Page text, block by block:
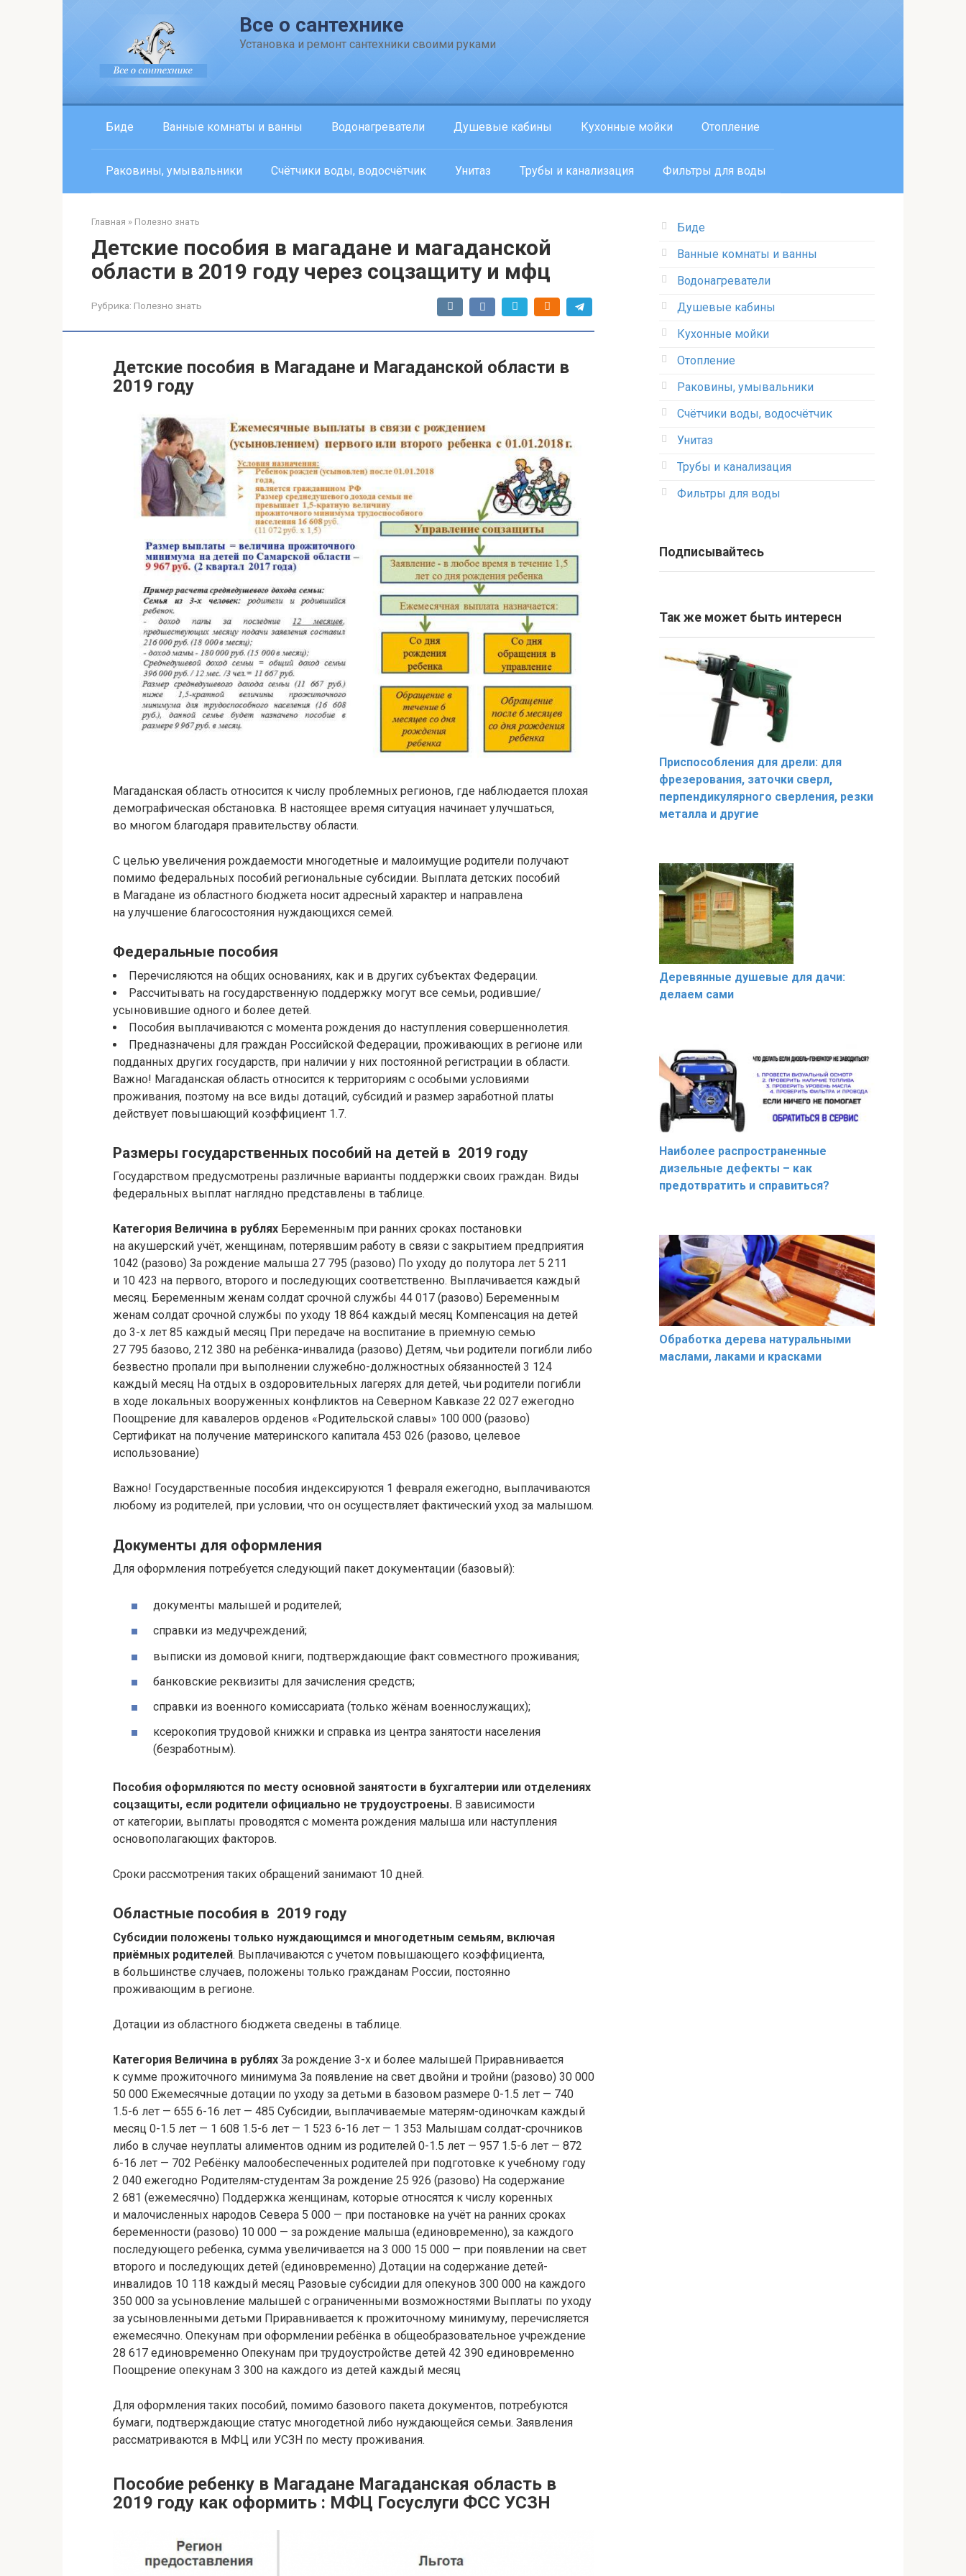
Все о сантехнике
Установка и ремонт сантехники своими руками
Биде Ванные комнаты и ванны Водонагреватели Душевые кабины Кухонные мойки Отопление
Раковины, умывальники Счётчики воды, водосчётчик Унитаз Трубы и канализация Фильтры для воды
Главная » Полезно знать
Детские пособия в магадане и магаданской
области в 2019 году через соцзащиту и мфц
Рубрика: Полезно знать
Детские пособия в Магадане и Магаданской области в
2019 году
Магаданская область относится к числу проблемных регионов, где наблюдается плохая
демографическая обстановка. В настоящее время ситуация начинает улучшаться,
во многом благодаря правительству области.
С целью увеличения рождаемости многодетные и малоимущие родители получают
помимо федеральных пособий региональные субсидии. Выплата детских пособий
в Магадане из областного бюджета носит адресный характер и направлена
на улучшение благосостояния нуждающихся семей.
Федеральные пособия
Перечисляются на общих основаниях, как и в других субъектах Федерации.
Рассчитывать на государственную поддержку могут все семьи, родившие/
усыновившие одного и более детей.
Пособия выплачиваются с момента рождения до наступления совершеннолетия.
Предназначены для граждан Российской Федерации, проживающих в регионе или
подданных других государств, при наличии у них постоянной регистрации в области.
Важно! Магаданская область относится к территориям с особыми условиями
проживания, поэтому на все виды дотаций, субсидий и размер заработной платы
действует повышающий коэффициент 1.7.
Размеры государственных пособий на детей в 2019 году
Государством предусмотрены различные варианты поддержки своих граждан. Виды
федеральных выплат наглядно представлены в таблице.
Категория Величина в рублях Беременным при ранних сроках постановки
на акушерский учёт, женщинам, потерявшим работу в связи с закрытием предприятия
1042 (разово) За рождение малыша 27 795 (разово) По уходу до полутора лет 5 211
и 10 423 на первого, второго и последующих соответственно. Выплачивается каждый
месяц. Беременным женам солдат срочной службы 44 017 (разово) Беременным
женам солдат срочной службы по уходу 18 864 каждый месяц Компенсация на детей
до 3-х лет 85 каждый месяц При передаче на воспитание в приемную семью
27 795 базово, 212 380 на ребёнка-инвалида (разово) Детям, чьи родители погибли либо
безвестно пропали при выполнении служебно-должностных обязанностей 3 124
каждый месяц На отдых в оздоровительных лагерях для детей, чьи родители погибли
в ходе локальных вооруженных конфликтов на Северном Кавказе 22 027 ежегодно
Поощрение для кавалеров орденов «Родительской славы» 100 000 (разово)
Сертификат на получение материнского капитала 453 026 (разово, целевое
использование)
Важно! Государственные пособия индексируются 1 февраля ежегодно, выплачиваются
любому из родителей, при условии, что он осуществляет фактический уход за малышом.
Документы для оформления
Для оформления потребуется следующий пакет документации (базовый):
документы малышей и родителей;
справки из медучреждений;
выписки из домовой книги, подтверждающие факт совместного проживания;
банковские реквизиты для зачисления средств;
справки из военного комиссариата (только жёнам военнослужащих);
ксерокопия трудовой книжки и справка из центра занятости населения
(безработным).
Пособия оформляются по месту основной занятости в бухгалтерии или отделениях
соцзащиты, если родители официально не трудоустроены. В зависимости
от категории, выплаты проводятся с момента рождения малыша или наступления
основополагающих факторов.
Сроки рассмотрения таких обращений занимают 10 дней.
Областные пособия в 2019 году
Субсидии положены только нуждающимся и многодетным семьям, включая
приёмных родителей. Выплачиваются с учетом повышающего коэффициента,
в большинстве случаев, положены только гражданам России, постоянно
проживающим в регионе.
Дотации из областного бюджета сведены в таблице.
Категория Величина в рублях За рождение 3-х и более малышей Приравнивается
к сумме прожиточного минимума За появление на свет двойни и тройни (разово) 30 000
50 000 Ежемесячные дотации по уходу за детьми в базовом размере 0-1.5 лет — 740
1.5-6 лет — 655 6-16 лет — 485 Субсидии, выплачиваемые матерям-одиночкам каждый
месяц 0-1.5 лет — 1 608 1.5-6 лет — 1 523 6-16 лет — 1 353 Малышам солдат-срочников
либо в случае неуплаты алиментов одним из родителей 0-1.5 лет — 957 1.5-6 лет — 872
6-16 лет — 702 Ребёнку малообеспеченных родителей при подготовке к учебному году
2 040 ежегодно Родителям-студентам За рождение 25 926 (разово) На содержание
2 681 (ежемесячно) Поддержка женщинам, которые относятся к числу коренных
и малочисленных народов Севера 5 000 — при постановке на учёт на ранних сроках
беременности (разово) 10 000 — за рождение малыша (единовременно), за каждого
последующего ребенка, сумма увеличивается на 3 000 15 000 — при появлении на свет
второго и последующих детей (единовременно) Дотации на содержание детей-
инвалидов 10 118 каждый месяц Разовые субсидии для опекунов 300 000 на каждого
350 000 за усыновление малышей с ограниченными возможностями Выплаты по уходу
за усыновленными детьми Приравнивается к прожиточному минимуму, перечисляется
ежемесячно. Опекунам при оформлении ребёнка в общеобразовательное учреждение
28 617 единовременно Опекунам при трудоустройстве детей 42 390 единовременно
Поощрение опекунам 3 300 на каждого из детей каждый месяц
Для оформления таких пособий, помимо базового пакета документов, потребуются
бумаги, подтверждающие статус многодетной либо нуждающейся семьи. Заявления
рассматриваются в МФЦ или УСЗН по месту проживания.
Пособие ребенку в Магадане Магаданская область в
2019 году как оформить : МФЦ Госуслуги ФСС УСЗН
Биде
Ванные комнаты и ванны
Водонагреватели
Душевые кабины
Кухонные мойки
Отопление
Раковины, умывальники
Счётчики воды, водосчётчик
Унитаз
Трубы и канализация
Фильтры для воды
Подписывайтесь
Так же может быть интересн
Приспособления для дрели: для
фрезерования, заточки сверл,
перпендикулярного сверления, резки
металла и другие
Деревянные душевые для дачи:
делаем сами
Наиболее распространенные
дизельные дефекты – как
предотвратить и справиться?
Обработка дерева натуральными
маслами, лаками и красками